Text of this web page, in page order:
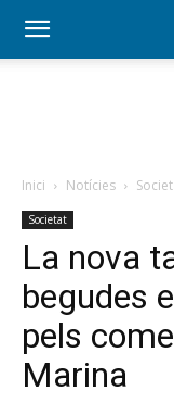
Inici Notícies
Societat
La nova
begudes
pels
Marina